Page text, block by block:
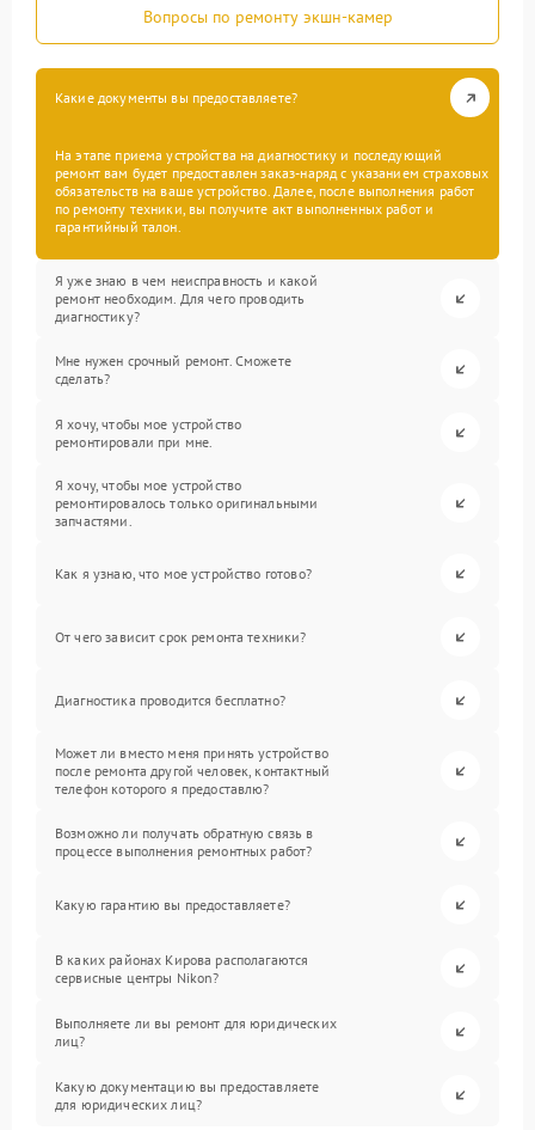
Вопросы по ремонту экшн-камер
Какие документы вы предоставляете?
На этапе приема устройства на диагностику и последующий
ремонт вам будет предоставлен заказ-наряд с указанием страховых
обязательств на ваше устройство. Далее, после выполнения работ
по ремонту техники, вы получите акт выполненных работ и
гарантийный талон.
Я уже знаю в чем неисправность и какой
ремонт необходим. Для чего проводить
диагностику?
Мне нужен срочный ремонт. Сможете
сделать?
Я хочу, чтобы мое устройство
ремонтировали при мне.
Я хочу, чтобы мое устройство
ремонтировалось только оригинальными
запчастями.
Как я узнаю, что мое устройство готово?
От чего зависит срок ремонта техники?
Диагностика проводится бесплатно?
Может ли вместо меня принять устройство
после ремонта другой человек, контактный
телефон которого я предоставлю?
Возможно ли получать обратную связь в
процессе выполнения ремонтных работ?
Какую гарантию вы предоставляете?
В каких районах Кирова располагаются
сервисные центры Nikon?
Выполняете ли вы ремонт для юридических
лиц?
Какую документацию вы предоставляете
для юридических лиц?